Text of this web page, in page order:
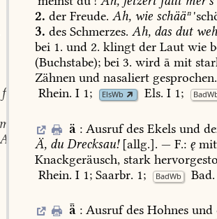
f.
m.
Adj.
2. der Freude. Ah, wie schääⁿ
3. des Schmerzes. Ah, das dut
bei 1. und 2. klingt der Laut wie
(Buchstabe); bei 3. wird ā mit
Zähnen und nasaliert gesprochen.
Rhein. I 1; ElsWb Els. I 1;
ä :AusrufdesEkelsund
Ä, du Drecksau![allg.]. — F.: ę mit
Knackgeräusch, stark
Rhein. I 1; Saarbr. 1; BadWb Bad.
ǟ :AusrufdesHohnesund